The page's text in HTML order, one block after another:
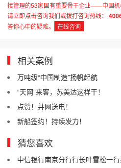
接管理的53家国有重要骨干企业——中国机
请立即点击咨询我们或拨打咨询热线：
答你心中的疑难。
在线咨询
相关案例
万吨级“中国制造”扬帆起航
“天网”来客，苏美达这样干！
点赞！并网送电！
新船签约！持续发力！
猜您喜欢
中信银行南京分行行长叶雪松一